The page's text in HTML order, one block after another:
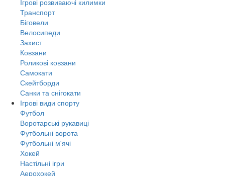
Транспорт
Біговели
Велосипеди
Захист
Ковзани
Роликові ковзани
Самокати
Скейтборди
Санки та снігокати
Ігрові види спорту
Футбол
Воротарські рукавиці
Футбольні ворота
Футбольні м'ячі
Хокей
Настільні ігри
Аерохокей